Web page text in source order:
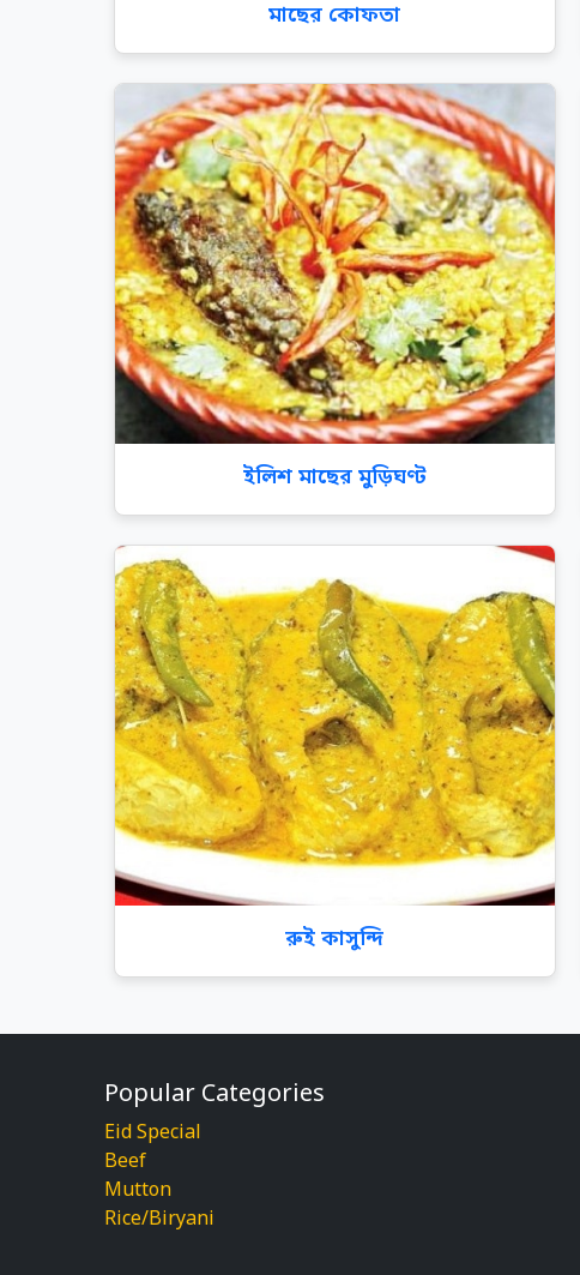
মাছের কোফতা
ইলিশ মাছের মুড়িঘণ্ট
রুই কাসুন্দি
Popular Categories
Eid Special
Beef
Mutton
Rice/Biryani